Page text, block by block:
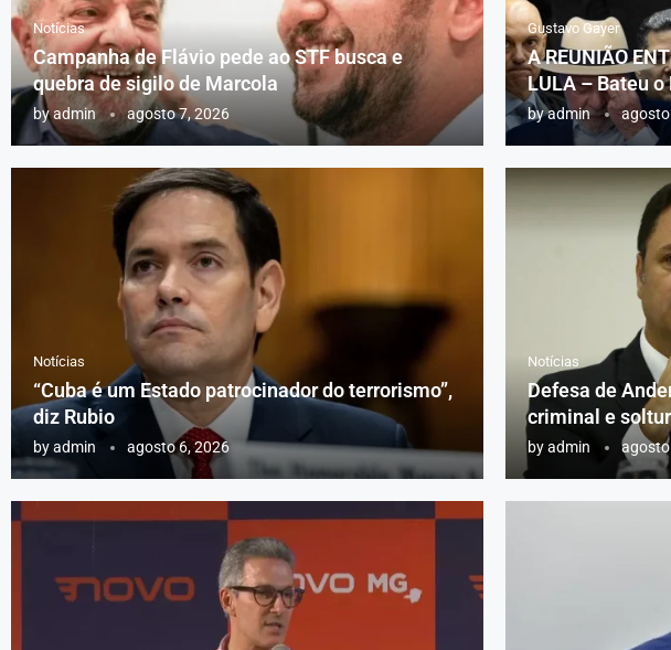
Notícias
Campanha de Flávio pede ao STF busca e
quebra de sigilo de Marcola
byadmin agosto 7, 2026
Gustavo Gayer
A REUNIÃO
LULA – Bateu
byadmin
Notícias
“Cuba é um Estado patrocinador do terrorismo”,
diz Rubio
byadmin agosto 6, 2026
Notícias
Defesa de
criminal e
byadmin